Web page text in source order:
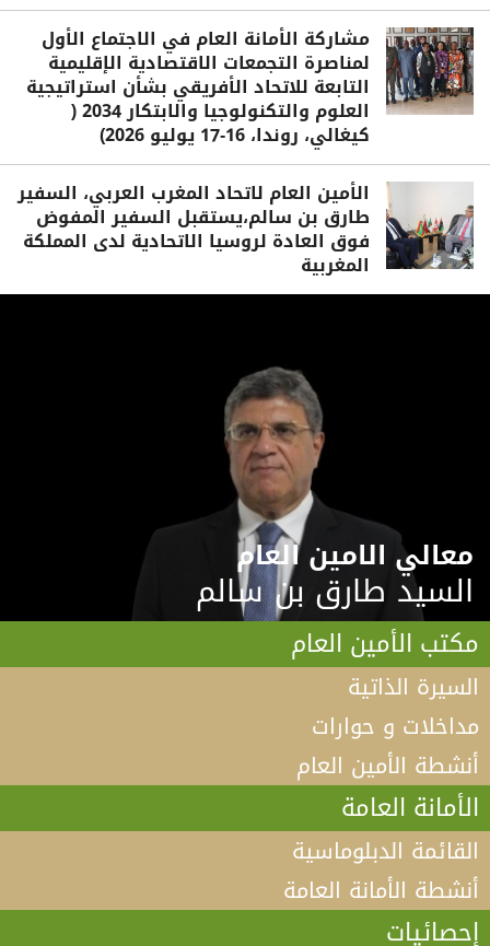
مشاركة الأمانة العام في الاجتماع الأول
لمناصرة التجمعات الاقتصادية الإقليمية
التابعة للاتحاد الأفريقي بشأن استراتيجية
العلوم والتكنولوجيا والابتكار 2034 (
كيغالي، روندا، 16-17 يوليو 2026)
الأمين العام لاتحاد المغرب العربي، السفير
طارق بن سالم،يستقبل السفير المفوض
فوق العادة لروسيا الاتحادية لدى المملكة
المغربية
معالي الامين العام
السيد طارق بن سالم
مكتب الأمين العام
السيرة الذاتية
مداخلات و حوارات
أنشطة الأمين العام
الأمانة العامة
القائمة الدبلوماسية
أنشطة الأمانة العامة
إحصائيات